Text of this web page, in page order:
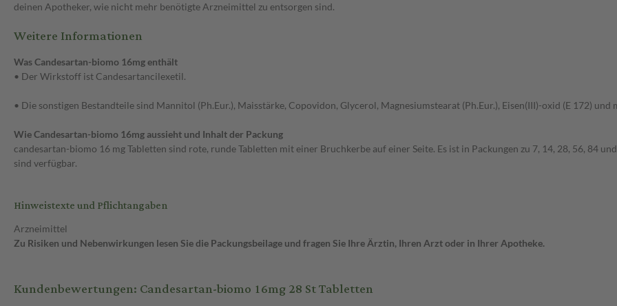
deinen Apotheker, wie nicht mehr benötigte Arzneimittel zu entsorgen sind.
Weitere Informationen
Was Candesartan-biomo 16mg enthält
• Der Wirkstoff ist Candesartancilexetil.
• Die sonstigen Bestandteile sind Mannitol (Ph.Eur.), Maisstärke, Copovidon, Glycerol, Magnesiumstearat (Ph.Eur.), Eisen(III)-oxid (E 172)
Wie Candesartan-biomo 16mg aussieht und Inhalt der Packung
candesartan-biomo 16 mg Tabletten sind rote, runde Tabletten mit einer Bruchkerbe auf einer Seite. Es ist in Packungen zu 7, 14, 28, 56, 84
sind verfügbar.
Hinweistexte und Pflichtangaben
Arzneimittel
Zu Risiken und Nebenwirkungen lesen Sie die Packungsbeilage und fragen Sie Ihre Ärztin, Ihren Arzt oder in Ihrer Apotheke.
Kundenbewertungen: Candesartan-biomo 16mg 28 St Tabletten